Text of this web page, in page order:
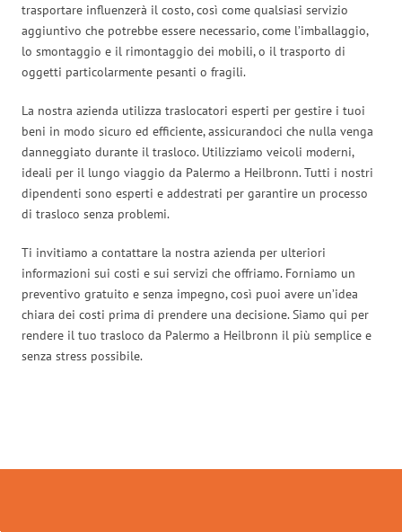
trasportare influenzerà il costo, così come qualsiasi servizio
aggiuntivo che potrebbe essere necessario, come l’imballaggio,
lo smontaggio e il rimontaggio dei mobili, o il trasporto di
oggetti particolarmente pesanti o fragili.
La nostra azienda utilizza traslocatori esperti per gestire i tuoi
beni in modo sicuro ed efficiente, assicurandoci che nulla venga
danneggiato durante il trasloco. Utilizziamo veicoli moderni,
ideali per il lungo viaggio da Palermo a Heilbronn. Tutti i nostri
dipendenti sono esperti e addestrati per garantire un processo
di trasloco senza problemi.
Ti invitiamo a contattare la nostra azienda per ulteriori
informazioni sui costi e sui servizi che offriamo. Forniamo un
preventivo gratuito e senza impegno, così puoi avere un’idea
chiara dei costi prima di prendere una decisione. Siamo qui per
rendere il tuo trasloco da Palermo a Heilbronn il più semplice e
senza stress possibile.